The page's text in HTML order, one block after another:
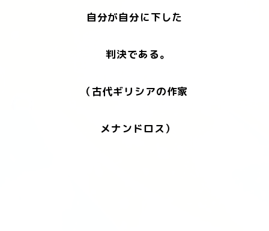
自分が自分に下した
判決である。
（古代ギリシアの作家
メナンドロス）